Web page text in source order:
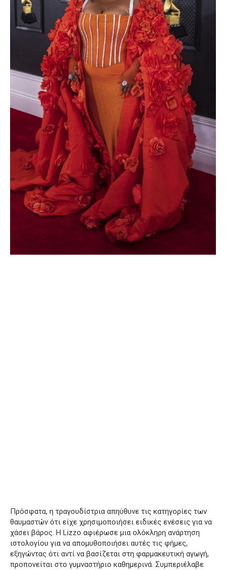
Πρόσφατα, η τραγουδίστρια απηύθυνε τις κατηγορίες των
θαυμαστών ότι είχε χρησιμοποιήσει ειδικές ενέσεις για να
χάσει βάρος. Η Lizzo αφιέρωσε μια ολόκληρη ανάρτηση
ιστολογίου για να απομυθοποιήσει αυτές τις φήμες,
εξηγώντας ότι αντί να βασίζεται στη φαρμακευτική αγωγή,
προπονείται στο γυμναστήριο καθημερινά. Συμπεριέλαβε